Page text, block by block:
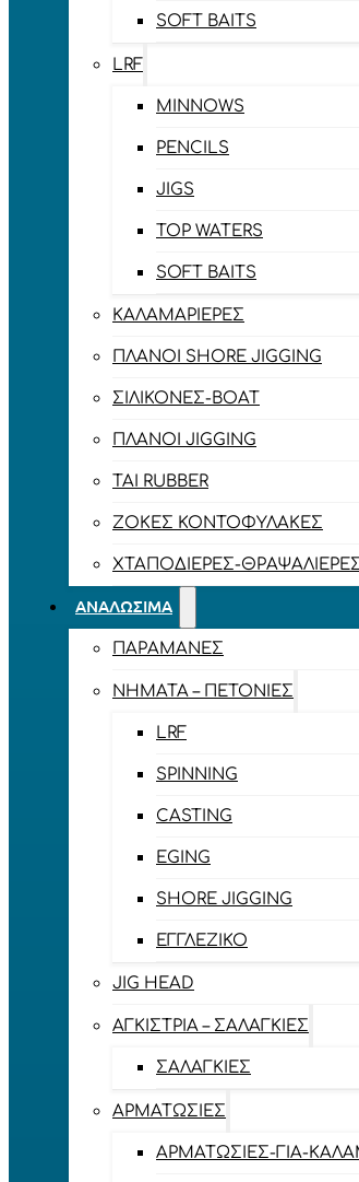
SOFT BAITS
LRF
MINNOWS
PENCILS
JIGS
TOP WATERS
SOFT BAITS
ΚΑΛΑΜΑΡΙΈΡΕΣ
ΠΛΆΝΟΙ SHORE JIGGING
ΣΙΛΙΚΌΝΕΣ-BOAT
ΠΛΆΝΟΙ JIGGING
TAI RUBBER
ΖΌΚΕΣ ΚΟΝΤΟΦΎΛΑΚΕΣ
ΧΤΑΠΟΔΙΈΡΕΣ-
ΑΝΑΛΏΣΙΜΑ
ΠΑΡΑΜΆΝΕΣ
ΝΉΜΑΤΑ – ΠΕΤΟΝΙΈΣ
LRF
SPINNING
CASTING
EGING
SHORE JIGGING
ΕΓΓΛΈΖΙΚΟ
JIG HEAD
ΑΓΚΊΣΤΡΙΑ – ΣΑΛΑΓΚΙΈΣ
ΣΑΛΑΓΚΙΈΣ
ΑΡΜΑΤΩΣΙΈΣ
ΑΡΜΑΤΩΣΙΈΣ-ΓΙΑ-